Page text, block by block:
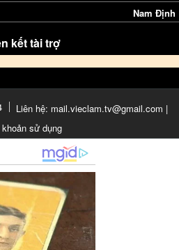
Nam Định
kết tài trợ
Liên hệ: mail.vieclam.tv@gmail.com |
sử dụng